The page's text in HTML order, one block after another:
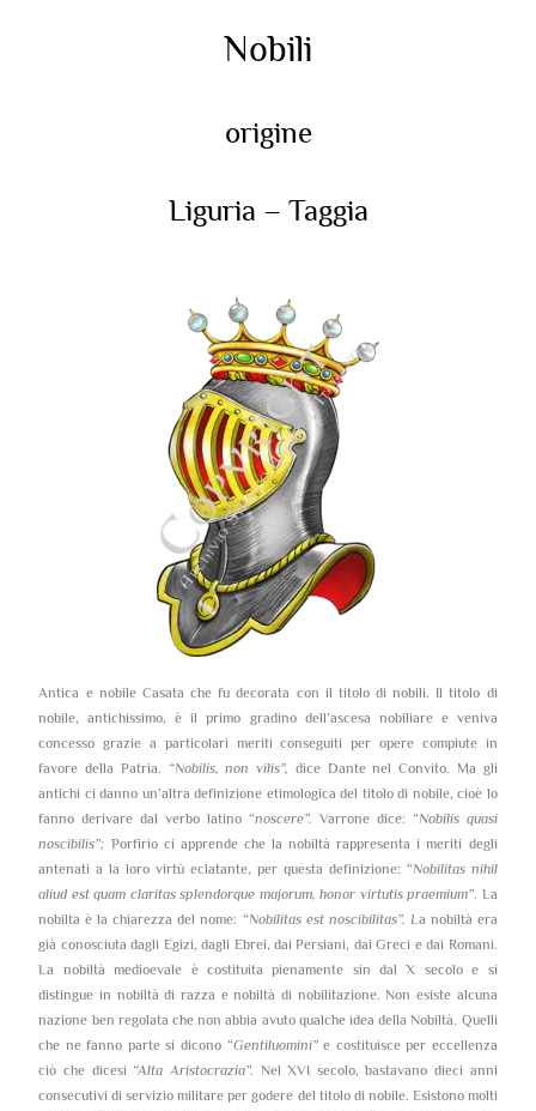
Nobili
origine
Liguria – Taggia
Antica e nobile Casata che fu decorata con il titolo di nobili. Il titolo di
nobile, antichissimo, è il primo gradino dell’ascesa nobiliare e veniva
concesso grazie a particolari meriti conseguiti per opere compiute in
favore della Patria. “Nobilis, non vilis”, dice Dante nel Convito. Ma gli
antichi ci danno un’altra definizione etimologica del titolo di nobile, cioè lo
fanno derivare dal verbo latino “noscere”. Varrone dice: “Nobilis quasi
noscibilis”; Porfirio ci apprende che la nobiltà rappresenta i meriti degli
antenati a la loro virtù eclatante, per questa definizione: “Nobilitas nihil
aliud est quam claritas splendorque majorum, honor virtutis praemium”. La
nobilta è la chiarezza del nome: “Nobilitas est noscibilitas”. La nobiltà era
già conosciuta dagli Egizi, dagli Ebrei, dai Persiani, dai Greci e dai Romani.
La nobiltà medioevale è costituita pienamente sin dal X secolo e si
distingue in nobiltà di razza e nobiltà di nobilitazione. Non esiste alcuna
nazione ben regolata che non abbia avuto qualche idea della Nobiltà. Quelli
che ne fanno parte si dicono “Gentiluomini”e costituisce per eccellenza
ciò che dicesi “Alta Aristocrazia”. Nel XVI secolo, bastavano dieci anni
consecutivi di servizio militare per godere del titolo di nobile. Esistono molti